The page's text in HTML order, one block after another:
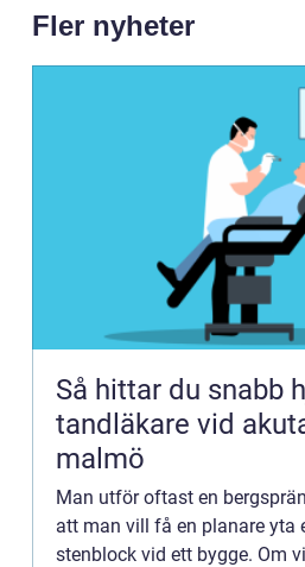
Fler nyheter
Så hittar du snabb
tandläkare vid
malmö
Man utför oftast en
att man vill få en planare yta
stenblock vid ett bygge. Om